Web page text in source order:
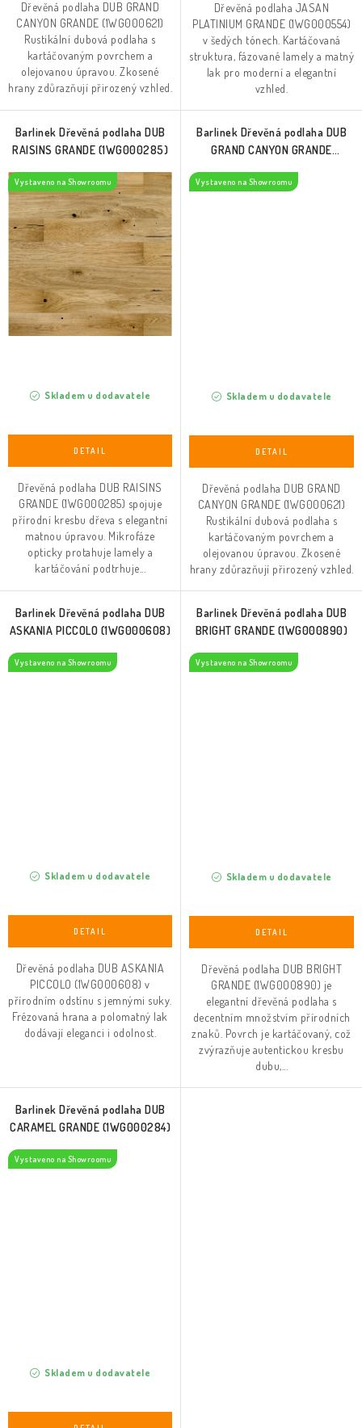
Dřevěná podlaha DUB GRAND
CANYON GRANDE (1WG000621)
Rustikální dubová podlaha s
kartáčovaným povrchem a
olejovanou úpravou. Zkosené
hrany zdůrazňují přirozený vzhled.
Dřevěná podlaha JASAN
PLATINIUM GRANDE (1WG000554)
v šedých tónech. Kartáčovaná
struktura, fázované lamely a matný
lak pro moderní a elegantní
vzhled.
Barlinek Dřevěná podlaha DUB
RAISINS GRANDE (1WG000285)
Vystaveno na Showroomu
Skladem u dodavatele
Dřevěná podlaha DUB RAISINS
GRANDE (1WG000285) spojuje
přírodní kresbu dřeva s elegantní
matnou úpravou. Mikrofáze
opticky protahuje lamely a
kartáčování podtrhuje...
Barlinek Dřevěná podlaha DUB
GRAND CANYON GRANDE
Vystaveno na Showroomu
Skladem u dodavatele
Dřevěná podlaha DUB GRAND
CANYON GRANDE (1WG000621)
Rustikální dubová podlaha s
kartáčovaným povrchem a
olejovanou úpravou. Zkosené
hrany zdůrazňují přirozený vzhled.
Barlinek Dřevěná podlaha DUB
ASKANIA PICCOLO (1WG000608)
Vystaveno na Showroomu
Skladem u dodavatele
Dřevěná podlaha DUB ASKANIA
PICCOLO (1WG000608) v
přírodním odstínu s jemnými suky.
Frézovaná hrana a polomatný lak
dodávají eleganci i odolnost.
Barlinek Dřevěná podlaha DUB
BRIGHT GRANDE (1WG000890)
Vystaveno na Showroomu
Skladem u dodavatele
Dřevěná podlaha DUB BRIGHT
GRANDE (1WG000890) je
elegantní dřevěná podlaha s
decentním množstvím přírodních
znaků. Povrch je kartáčovaný, což
zvýrazňuje autentickou kresbu
dubu,...
Barlinek Dřevěná podlaha DUB
CARAMEL GRANDE (1WG000284)
Vystaveno na Showroomu
Skladem u dodavatele